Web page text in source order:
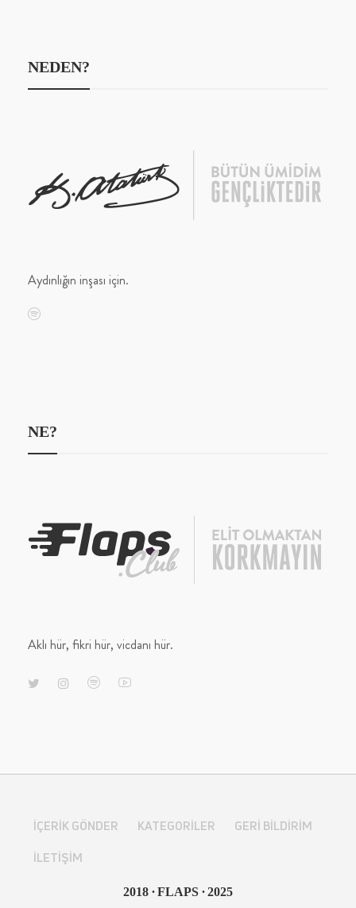
NEDEN?
Aydınlığın inşası için.
NE?
Aklı hür, fikri hür, vicdanı hür.
2018 ∙FLAPS ∙2025
İÇERIK GÖNDER KATEGORILER
GERI BILDIRIM
İLETIŞIM